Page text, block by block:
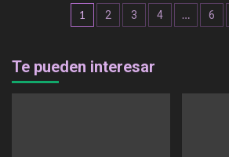
Navegación
entradas
1 2 3 4 … 6
Te pueden interesar